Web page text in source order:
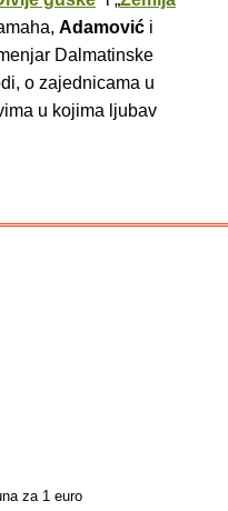
Adamović i
Dalmatinske
o zajednicama u
u kojima ljubav
za 1 euro